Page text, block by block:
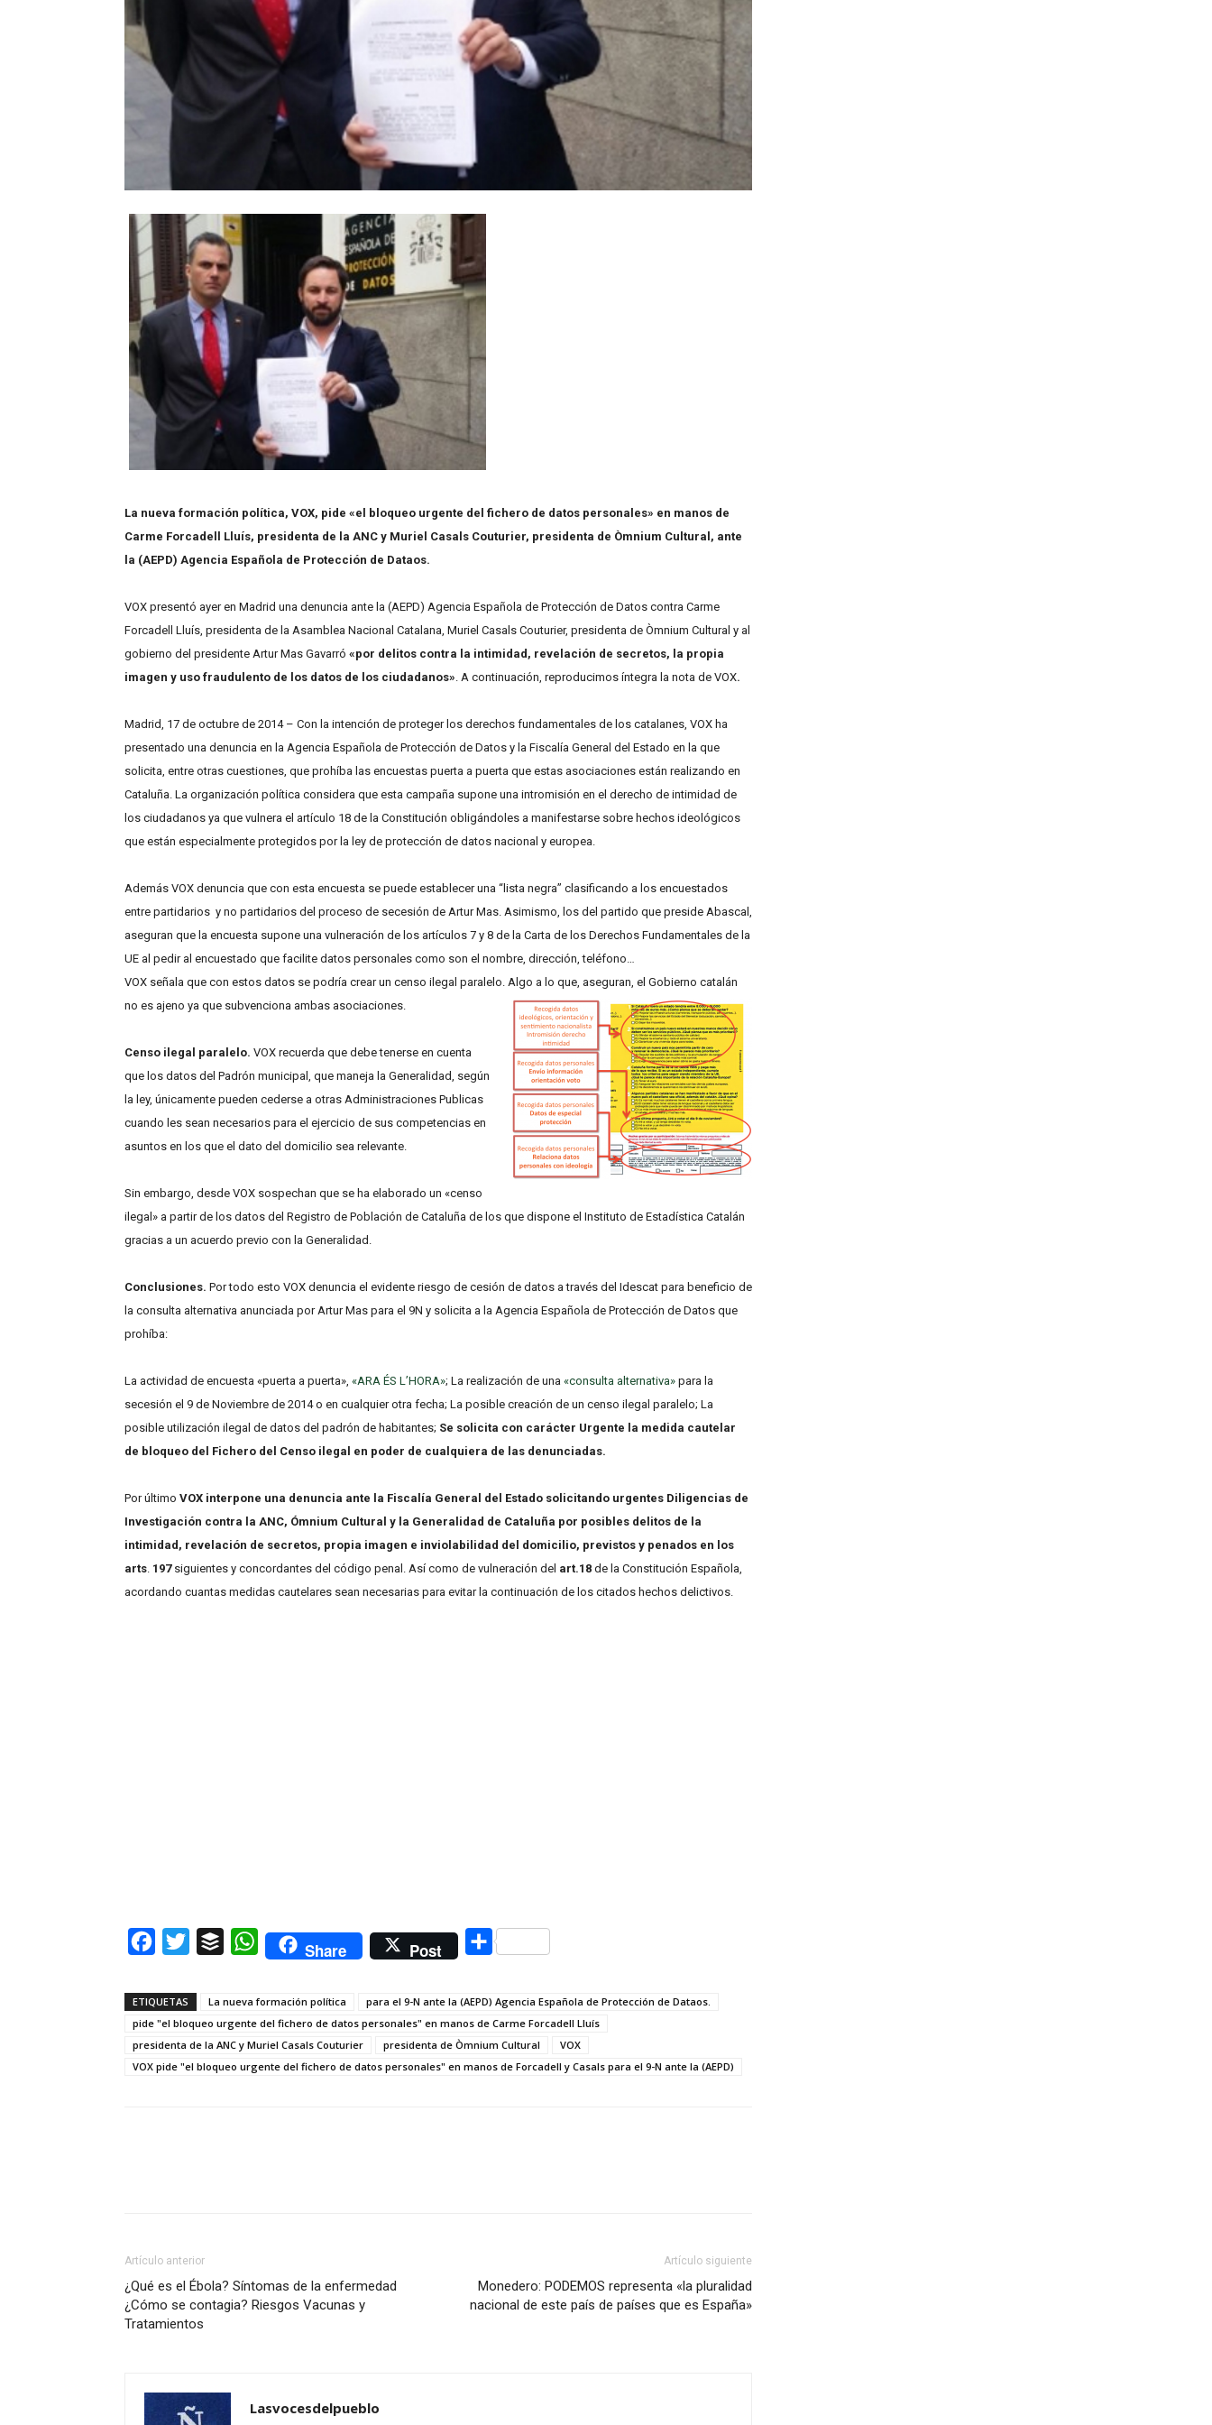
La nueva formación política, VOX, pide «el bloqueo urgente del fichero de datos personales» en manos de
Carme Forcadell Lluís, presidenta de la ANC y Muriel Casals Couturier, presidenta de Òmnium Cultural, ante
la (AEPD) Agencia Española de Protección de Dataos.
VOX presentó ayer en Madrid una denuncia ante la (AEPD) Agencia Española de Protección de Datos contra Carme
Forcadell Lluís, presidenta de la Asamblea Nacional Catalana, Muriel Casals Couturier, presidenta de Òmnium Cultural y al
gobierno del presidente Artur Mas Gavarró «por delitos contra la intimidad, revelación de secretos, la propia
imagen y uso fraudulento de los datos de los ciudadanos» . A continuación, reproducimos íntegra la nota de VOX.
Madrid, 17 de octubre de 2014 – Con la intención de proteger los derechos fundamentales de los catalanes, VOX ha
presentado una denuncia en la Agencia Española de Protección de Datos y la Fiscalía General del Estado en la que
solicita, entre otras cuestiones, que prohíba las encuestas puerta a puerta que estas asociaciones están realizando en
Cataluña. La organización política considera que esta campaña supone una intromisión en el derecho de intimidad de
los ciudadanos ya que vulnera el artículo 18 de la Constitución obligándoles a manifestarse sobre hechos ideológicos
que están especialmente protegidos por la ley de protección de datos nacional y europea.
Además VOX denuncia que con esta encuesta se puede establecer una “lista negra” clasificando a los encuestados
entre partidarios y no partidarios del proceso de secesión de Artur Mas. Asimismo, los del partido que preside Abascal,
aseguran que la encuesta supone una vulneración de los artículos 7 y 8 de la Carta de los Derechos Fundamentales de la
UE al pedir al encuestado que facilite datos personales como son el nombre, dirección, teléfono…
VOX señala que con estos datos se podría crear un censo ilegal paralelo. Algo a lo que, aseguran, el Gobierno catalán
no es ajeno ya que subvenciona ambas asociaciones.
Censo ilegal paralelo. VOX recuerda que debe tenerse en cuenta
que los datos del Padrón municipal, que maneja la Generalidad, según
la ley, únicamente pueden cederse a otras Administraciones Publicas
cuando les sean necesarios para el ejercicio de sus competencias en
asuntos en los que el dato del domicilio sea relevante.
Sin embargo, desde VOX sospechan que se ha elaborado un «censo
ilegal» a partir de los datos del Registro de Población de Cataluña de los que dispone el Instituto de Estadística Catalán
gracias a un acuerdo previo con la Generalidad.
Conclusiones. Por todo esto VOX denuncia el evidente riesgo de cesión de datos a través del Idescat para beneficio de
la consulta alternativa anunciada por Artur Mas para el 9N y solicita a la Agencia Española de Protección de Datos que
prohíba:
La actividad de encuesta «puerta a puerta», «ARA ÉS L’HORA»; La realización de una «consulta alternativa» para la
secesión el 9 de Noviembre de 2014 o en cualquier otra fecha; La posible creación de un censo ilegal paralelo; La
posible utilización ilegal de datos del padrón de habitantes; Se solicita con carácter Urgente la medida cautelar
de bloqueo del Fichero del Censo ilegal en poder de cualquiera de las denunciadas.
Por último VOX interpone una denuncia ante la Fiscalía General del Estado solicitando urgentes Diligencias de
Investigación contra la ANC, Ómnium Cultural y la Generalidad de Cataluña por posibles delitos de la
intimidad, revelación de secretos, propia imagen e inviolabilidad del domicilio, previstos y penados en los
arts 197siguientes y concordantes del código penal. Así como de vulneración del art.18 de la Constitución Española,
acordando cuantas medidas cautelares sean necesarias para evitar la continuación de los citados hechos delictivos.
Facebook
Twitter Buffer WhatsAppShare Post Compartir
ETIQUETAS La nueva formación política
para el 9-N ante la (AEPD) Agencia Española de Protección de Dataos.
pide "el bloqueo urgente del fichero de datos personales" en manos de Carme Forcadell Lluís
presidenta de la ANC y Muriel Casals Couturier
presidenta de Òmnium Cultural
VOX
VOX pide "el bloqueo urgente del fichero de datos personales" en manos de Forcadell y Casals para el 9-N ante la (AEPD)
Artículo anterior
¿Qué es el Ébola? Síntomas de la enfermedad
¿Cómo se contagia? Riesgos Vacunas y
Tratamientos
Artículo siguiente
Monedero: PODEMOS representa «la pluralidad
nacional de este país de países que es España»
Lasvocesdelpueblo